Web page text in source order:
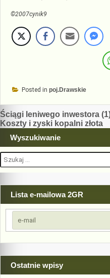
©2007cynik9
Posted in poj.Drawskie
Nawigacja
wpisu
Ściągi leniwego inwestora
Koszty i zyski kopalni złota
Wyszukiwanie
Szukaj:
Lista e-mailowa 2GR
Ostatnie wpisy